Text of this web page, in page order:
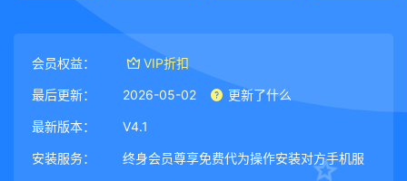
会员权益： VIP折扣
最后更新： 2026-05-02 更新了什么
最新版本： V4.1
安装服务： 终身会员尊享免费代为操作安装对方手机服